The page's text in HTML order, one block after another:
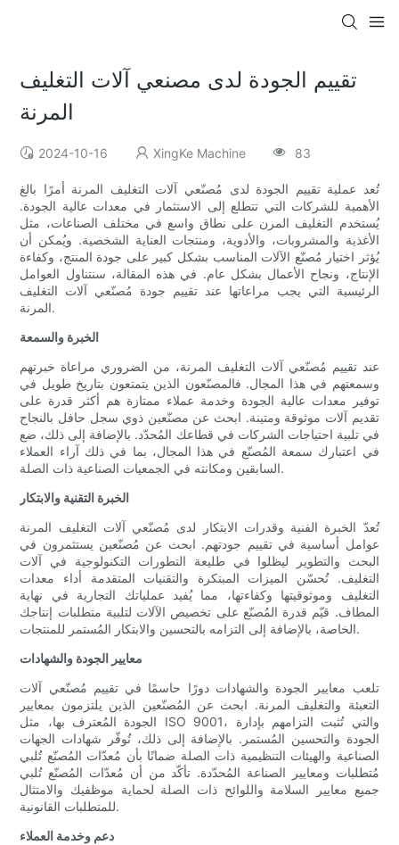
تقييم الجودة لدى مصنعي آلات التغليف
المرنة
2024-10-16 XingKe Machine 83
تُعد عملية تقييم الجودة لدى مُصنّعي آلات التغليف المرنة أمرًا بالغ
الأهمية للشركات التي تتطلع إلى الاستثمار في معدات عالية الجودة.
يُستخدم التغليف المرن على نطاق واسع في مختلف الصناعات، مثل
الأغذية والمشروبات، والأدوية، ومنتجات العناية الشخصية. ويُمكن أن
يُؤثر اختيار مُصنّع الآلات المناسب بشكل كبير على جودة المنتج، وكفاءة
الإنتاج، ونجاح الأعمال بشكل عام. في هذه المقالة، سنتناول العوامل
الرئيسية التي يجب مراعاتها عند تقييم جودة مُصنّعي آلات التغليف
المرنة.
الخبرة والسمعة
عند تقييم مُصنّعي آلات التغليف المرنة، من الضروري مراعاة خبرتهم
وسمعتهم في هذا المجال. فالمصنّعون الذين يتمتعون بتاريخ طويل في
توفير معدات عالية الجودة وخدمة عملاء ممتازة هم أكثر قدرة على
تقديم آلات موثوقة ومتينة. ابحث عن مصنّعين ذوي سجل حافل بالنجاح
في تلبية احتياجات الشركات في قطاعك المُحدّد. بالإضافة إلى ذلك، ضع
في اعتبارك سمعة المُصنّع في هذا المجال، بما في ذلك آراء العملاء
السابقين ومكانته في الجمعيات الصناعية ذات الصلة.
الخبرة التقنية والابتكار
تُعدّ الخبرة الفنية وقدرات الابتكار لدى مُصنّعي آلات التغليف المرنة
عوامل أساسية في تقييم جودتهم. ابحث عن مُصنّعين يستثمرون في
البحث والتطوير ليظلوا في طليعة التطورات التكنولوجية في آلات
التغليف. تُحسّن الميزات المبتكرة والتقنيات المتقدمة أداء معدات
التغليف وموثوقيتها وكفاءتها، مما يُفيد عملياتك التجارية في نهاية
المطاف. قيّم قدرة المُصنّع على تخصيص الآلات لتلبية متطلبات إنتاجك
الخاصة، بالإضافة إلى التزامه بالتحسين والابتكار المُستمر للمنتجات.
معايير الجودة والشهادات
تلعب معايير الجودة والشهادات دورًا حاسمًا في تقييم مُصنّعي آلات
التعبئة والتغليف المرنة. ابحث عن المُصنّعين الذين يلتزمون بمعايير
الجودة المُعترف بها، مثل ISO 9001، والتي تُثبت التزامهم بإدارة
الجودة والتحسين المُستمر. بالإضافة إلى ذلك، تُوفّر شهادات الجهات
الصناعية والهيئات التنظيمية ذات الصلة ضمانًا بأن مُعدّات المُصنّع تُلبي
مُتطلبات ومعايير الصناعة المُحدّدة. تأكّد من أن مُعدّات المُصنّع تُلبي
جميع معايير السلامة واللوائح ذات الصلة لحماية موظفيك والامتثال
للمتطلبات القانونية.
دعم وخدمة العملاء